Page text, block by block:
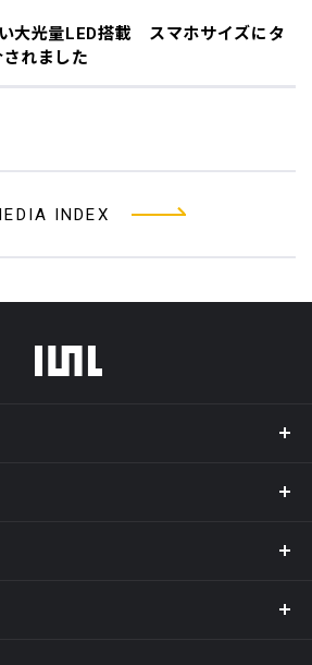
大光量LED搭載 スマホサイズにタ
されました
INDEX
フッターメニュー